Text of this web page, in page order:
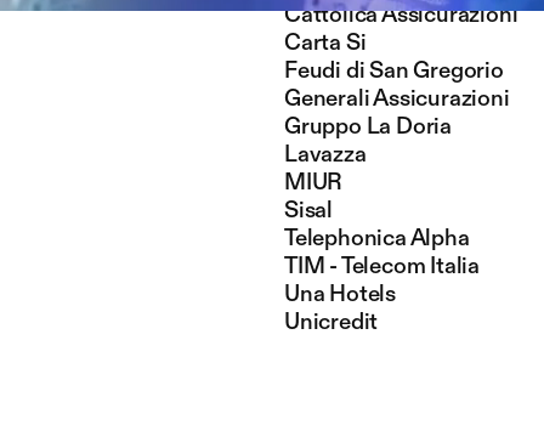
Cattolica Assicurazioni
Carta Si
Feudi di San Gregorio
Generali Assicurazioni
Gruppo La Doria
Lavazza
MIUR
Sisal
Telephonica Alpha
TIM - Telecom Italia
Una Hotels
Unicredit